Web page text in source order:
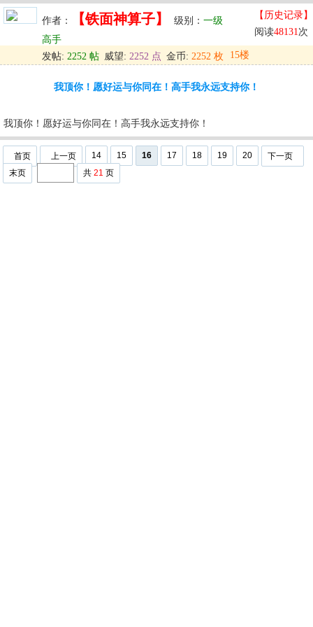
作者： 【铁面神算子】 级别： 一级
高手
发帖: 2252 帖 威望: 2252 点 金币: 2252 枚
【历史记录】
阅读48131次
15楼
编辑 u
我顶你！愿好运与你同在！高手我永远支持你！
我顶你！愿好运与你同在！高手我永远支持你！
首页 上一页 14 15 16 17 18 19 20
下一页
末页
共 21 页